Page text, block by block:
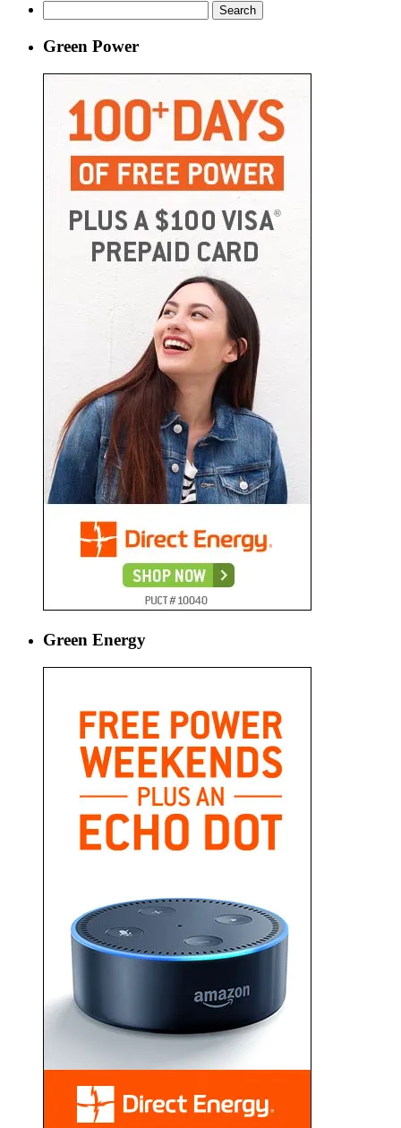
for:
Green Power
Green Energy